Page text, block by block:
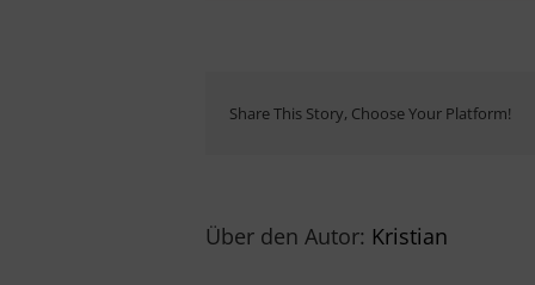
Share This Story, Choose Your Platform!
Über den Autor: Kristian